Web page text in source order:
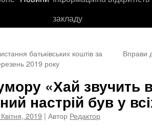
закладу
батьківських коштів за
2019 року
Вправи
«Хай звучить
настрій був у
2019 | Автор Редактор